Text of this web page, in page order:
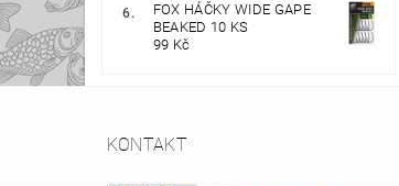
FOX HÁČKY WIDE GAPE
BEAKED 10 KS
99 Kč
KONTAKT